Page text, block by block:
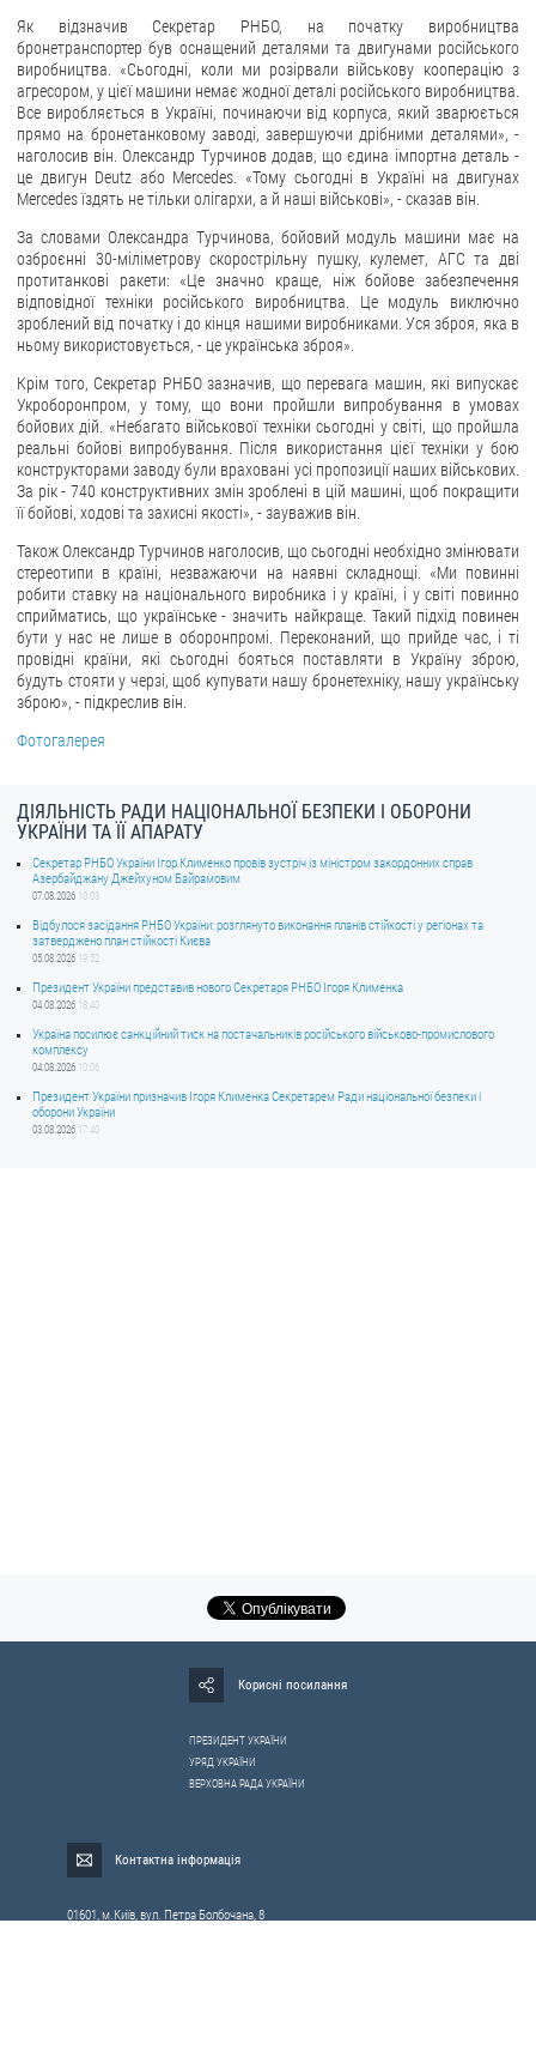
Як відзначив Секретар РНБО, на початку виробництва
бронетранспортер був оснащений деталями та двигунами російського
виробництва. «Сьогодні, коли ми розірвали військову кооперацію з
агресором, у цієї машини немає жодної деталі російського виробництва.
Все виробляється в Україні, починаючи від корпуса, який зварюється
прямо на бронетанковому заводі, завершуючи дрібними деталями», -
наголосив він. Олександр Турчинов додав, що єдина імпортна деталь -
це двигун Deutz або Mercedes. «Тому сьогодні в Україні на двигунах
Mercedes їздять не тільки олігархи, а й наші військові», - сказав він.
За словами Олександра Турчинова, бойовий модуль машини має на
озброєнні 30-міліметрову скорострільну пушку, кулемет, АГС та дві
протитанкові ракети: «Це значно краще, ніж бойове забезпечення
відповідної техніки російського виробництва. Це модуль виключно
зроблений від початку і до кінця нашими виробниками. Уся зброя, яка в
ньому використовується, - це українська зброя».
Крім того, Секретар РНБО зазначив, що перевага машин, які випускає
Укроборонпром, у тому, що вони пройшли випробування в умовах
бойових дій. «Небагато військової техніки сьогодні у світі, що пройшла
реальні бойові випробування. Після використання цієї техніки у бою
конструкторами заводу були враховані усі пропозиції наших військових.
За рік - 740 конструктивних змін зроблені в цій машині, щоб покращити
її бойові, ходові та захисні якості», - зауважив він.
Також Олександр Турчинов наголосив, що сьогодні необхідно змінювати
стереотипи в країні, незважаючи на наявні складнощі. «Ми повинні
робити ставку на національного виробника і у країні, і у світі повинно
сприйматись, що українське - значить найкраще. Такий підхід повинен
бути у нас не лише в оборонпромі. Переконаний, що прийде час, і ті
провідні країни, які сьогодні бояться поставляти в Україну зброю,
будуть стояти у черзі, щоб купувати нашу бронетехніку, нашу українську
зброю», - підкреслив він.
Фотогалерея
ДІЯЛЬНІСТЬ РАДИ НАЦІОНАЛЬНОЇ БЕЗПЕКИ І ОБОРОНИ
УКРАЇНИ ТА ЇЇ АПАРАТУ
Секретар РНБО України Ігор Клименко провів зустріч із міністром закордонних справ
Азербайджану Джейхуном Байрамовим
07.08.2026 10:03
Відбулося засідання РНБО України: розглянуто виконання планів стійкості у регіонах та
затверджено план стійкості Києва
05.08.2026 19:52
Президент України представив нового Секретаря РНБО Ігоря Клименка
04.08.2026 18:40
Україна посилює санкційний тиск на постачальників російського військово-промислового
комплексу
04.08.2026 10:06
Президент України призначив Ігоря Клименка Секретарем Ради національної безпеки і
оборони України
03.08.2026 17:40
Корисні посилання
ПРЕЗИДЕНТ УКРАЇНИ
УРЯД УКРАЇНИ
ВЕРХОВНА РАДА УКРАЇНИ
Контактна інформація
01601, м.Київ, вул. Петра Болбочана, 8